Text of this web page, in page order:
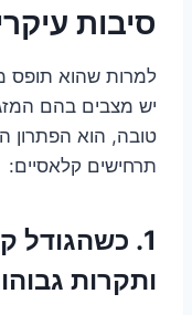
סיבות
למרות שהוא תופס
יש מצבים בהם
טובה, הוא הפתרון ה
תרחישים קלאסיים:
1. כשהגודל
ותקרות